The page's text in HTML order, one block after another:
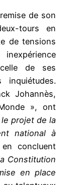
de son
tours en
de tensions
celle de ses
Johannès,
», ont
projet de la
national à
concluent
Constitution
en place